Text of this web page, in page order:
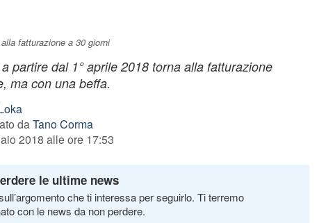
fatturazione a 30 giorni
partire dal 1° aprile 2018 torna alla fatturazione
ma con una beffa.
daTano Corma
2018 alle ore 17:53
le ultime news
che ti interessa per seguirlo. Ti terremo
con le news da non perdere.